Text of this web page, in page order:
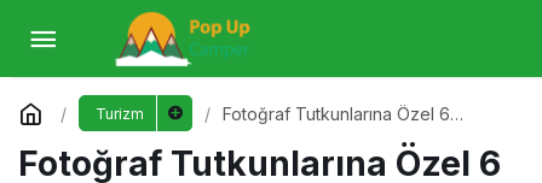
Turizm
Fotoğraf Tutkunlarına Özel 6
Fotoğraf Tutkunlarına Özel 6
Fotoğraf Tutkunlarına Özel 6 Muhteşem
DurakYorum Yap